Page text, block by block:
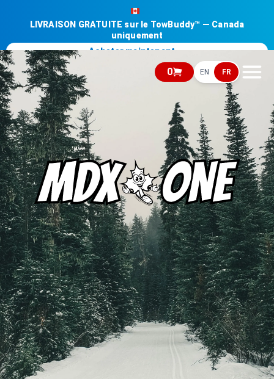
0 EN FR
LIVRAISON GRATUITE sur le TowBuddy™ — Canada
uniquement
Acheter maintenant →